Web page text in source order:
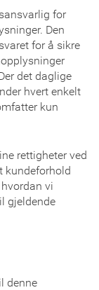
for
Den
for å sikre
det daglige
hvert enkelt
kun
rettigheter ved
kundeforhold
vi
gjeldende
denne